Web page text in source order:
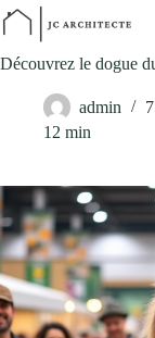
Passer
contenu
Découvrez le dogue
admin
12 min